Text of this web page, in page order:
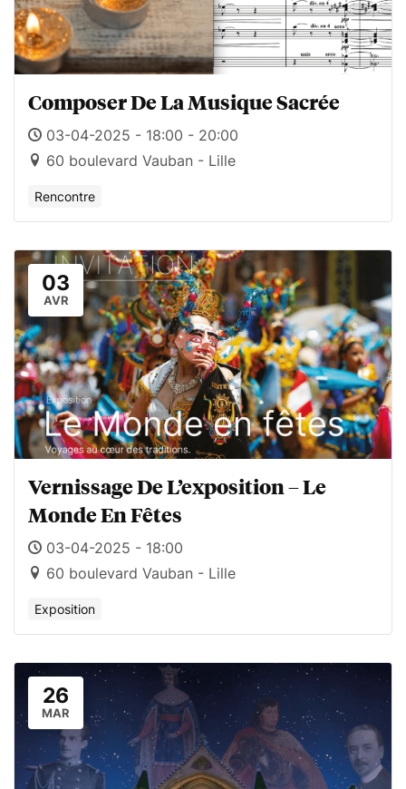
Composer De La Musique Sacrée
03-04-2025 - 18:00 - 20:00
60 boulevard Vauban - Lille
Rencontre
03
AVR
Vernissage De L’exposition – Le
Monde En Fêtes
03-04-2025 - 18:00
60 boulevard Vauban - Lille
Exposition
26
MAR